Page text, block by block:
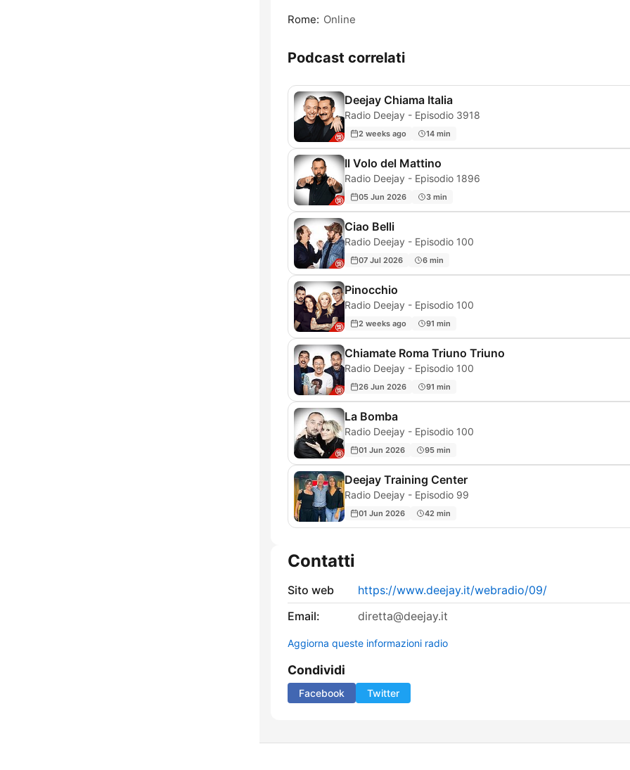
Rome: Online
Podcast correlati
Deejay Chiama Italia
Radio Deejay - Episodio 3918
2 weeks ago 14 min
Il Volo del Mattino
Radio Deejay - Episodio 1896
05 Jun 2026 3 min
Ciao Belli
Radio Deejay - Episodio 100
07 Jul 2026 6 min
Pinocchio
Radio Deejay - Episodio 100
2 weeks ago 91 min
Chiamate Roma Triuno Triuno
Radio Deejay - Episodio 100
26 Jun 2026 91 min
La Bomba
Radio Deejay - Episodio 100
01 Jun 2026 95 min
Deejay Training Center
Radio Deejay - Episodio 99
01 Jun 2026 42 min
Contatti
Sito web
https://www.deejay.it/webradio/09/
Email:
diretta@deejay.it
Aggiorna queste informazioni radio
Condividi
Facebook Twitter